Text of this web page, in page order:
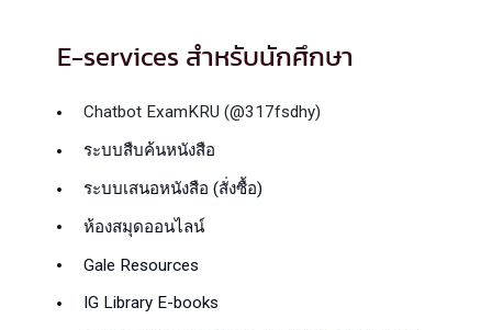
E-services สำหรับนักศึกษา
Chatbot ExamKRU (@317fsdhy)
ระบบสืบค้นหนังสือ
ระบบเสนอหนังสือ (สั่งซื้อ)
ห้องสมุดออนไลน์
Gale Resources
IG Library E-books